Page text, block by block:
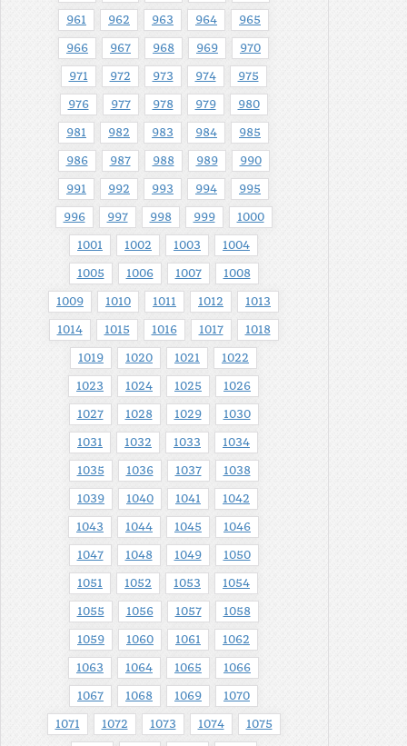
961 962 963 964 965
966 967 968 969 970
971 972 973 974 975
976 977 978 979 980
981 982 983 984 985
986 987 988 989 990
991 992 993 994 995
996 997 998 999 1000
1001 1002 1003 1004
1005 1006 1007 1008
1009 1010 1011 1012 1013
1014 1015 1016 1017 1018
1019 1020 1021 1022
1023 1024 1025 1026
1027 1028 1029 1030
1031 1032 1033 1034
1035 1036 1037 1038
1039 1040 1041 1042
1043 1044 1045 1046
1047 1048 1049 1050
1051 1052 1053 1054
1055 1056 1057 1058
1059 1060 1061 1062
1063 1064 1065 1066
1067 1068 1069 1070
1071 1072 1073 1074 1075